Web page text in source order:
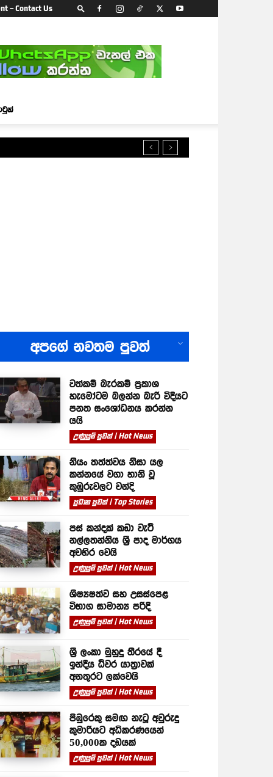
– Contact Us
අපගේ නවතම පුවත්
වත්කම් බැරකම් ප්‍රකාශ
හැමෝටම බලන්න බැරි විදියට
පනත සංශෝධනය කරන්න
යයි
උණුසුම් පුවත් | Hot News
නියං තත්ත්වය නිසා යල
කන්නයේ වගා හානි වූ
කුඹුරුවලට වන්දි
ප්‍රධාන පුවත් | Top Stories
පස් කන්දක් කඩා වැටී
නල්ලතන්නිය ශ්‍රී පාද මාර්ගය
අවහිර වෙයි
උණුසුම් පුවත් | Hot News
ශිෂ්‍යෂත්ව සහ උසස්පෙළ
විභාග සාමාන්‍ය පරිදි
උණුසුම් පුවත් | Hot News
ශ්‍රී ලංකා මුහුදු තීරයේ දී
ඉන්දීය ධීවර යාත්‍රාවක්
අනතුරට ලක්වෙයි
උණුසුම් පුවත් | Hot News
පිඹුරෙකු සමඟ නැටූ අවුරුදු
කුමාරියට අධිකරණයෙන්
50,000ක දඩයක්
උණුසුම් පුවත් | Hot News